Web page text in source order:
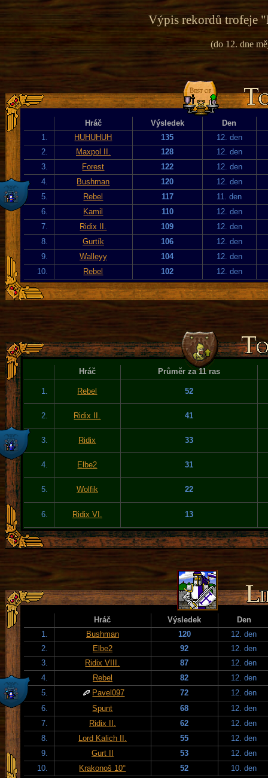
Výpis rekordů trofeje "
(do 12. dne
Hráč Výsledek
Den
1.
HUHUHUH 135
12. den
2.
Maxpol II. 128
12. den
3.
Forest 122
12. den
4.
Bushman 120
12. den
5.
Rebel 117
11. den
6.
Kamil 110
12. den
7.
Ridix II. 109
12. den
8.
Gurtík 106
12. den
9.
Walleyy 104
12. den
10.
Rebel 102 12. den
Hráč Průměr za 11 ras
1. Rebel 52
2. Ridix II. 41
3. Ridix 33
4. Elbe2 31
5. Wolfik 22
6. Ridix VI. 13
Hráč Výsledek
Den
1.
Bushman 120
12. den
2.
Elbe2 92
12. den
3.
Ridix VIII. 87
12. den
4.
Rebel 82
12. den
5.
Pavel097 72
12. den
6.
Spunt 68
12. den
7.
Ridix II. 62
12. den
8.
Lord Kalich II. 55
12. den
9.
Gurt II 53
12. den
10.
Krakonoš 10° 52 10. den